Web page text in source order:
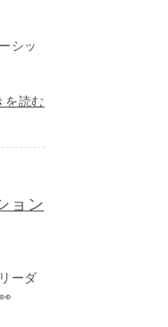
シッ
を読む
ョン
ーダ